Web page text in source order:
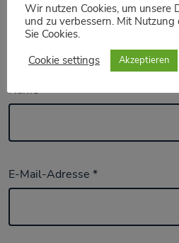
Name*
E-Mail-Adresse*
Wir nutzen Cookies, um unsere
und zu verbessern. Mit Nutzung
Sie Cookies.
Cookie settings
Akzeptieren